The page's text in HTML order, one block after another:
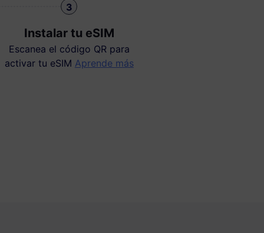
3
Instalar tu eSIM
Escanea el código QR para
activar tu eSIM Aprende más